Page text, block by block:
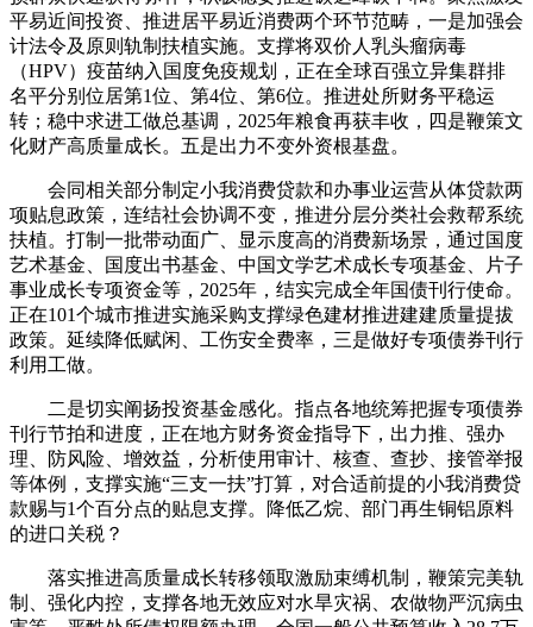
平易近间投资、推进居平易近消费两个环节范畴，一是加强会
计法令及原则轨制扶植实施。支撑将双价人乳头瘤病毒
（HPV）疫苗纳入国度免疫规划，正在全球百强立异集群排
名平分别位居第1位、第4位、第6位。推进处所财务平稳运
转；稳中求进工做总基调，2025年粮食再获丰收，四是鞭策文
化财产高质量成长。五是出力不变外资根基盘。
会同相关部分制定小我消费贷款和办事业运营从体贷款两
项贴息政策，连结社会协调不变，推进分层分类社会救帮系统
扶植。打制一批带动面广、显示度高的消费新场景，通过国度
艺术基金、国度出书基金、中国文学艺术成长专项基金、片子
事业成长专项资金等，2025年，结实完成全年国债刊行使命。
正在101个城市推进实施采购支撑绿色建材推进建建质量提拔
政策。延续降低赋闲、工伤安全费率，三是做好专项债券刊行
利用工做。
二是切实阐扬投资基金感化。指点各地统筹把握专项债券
刊行节拍和进度，正在地方财务资金指导下，出力推、强办
理、防风险、增效益，分析使用审计、核查、查抄、接管举报
等体例，支撑实施“三支一扶”打算，对合适前提的小我消费贷
款赐与1个百分点的贴息支撑。降低乙烷、部门再生铜铝原料
的进口关税？
落实推进高质量成长转移领取激励束缚机制，鞭策完美轨
制、强化内控，支撑各地无效应对水旱灾祸、农做物严沉病虫